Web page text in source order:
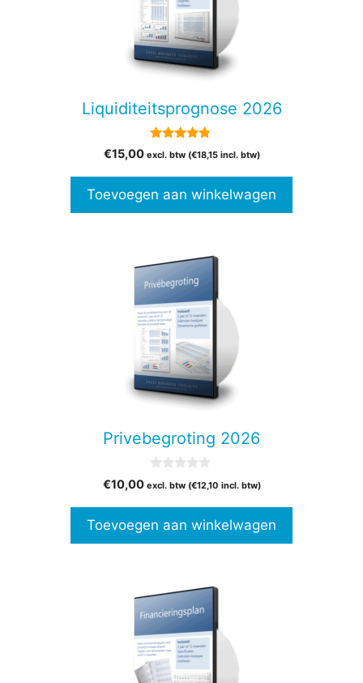
Liquiditeitsprognose 2026
4.67
van 5
€15,00 excl. btw (€18,15incl. btw)
Toevoegen aan winkelwagen
Privebegroting 2026
v
5
€10,00 excl. btw (€12,10 incl. btw)
Toevoegen aan winkelwagen